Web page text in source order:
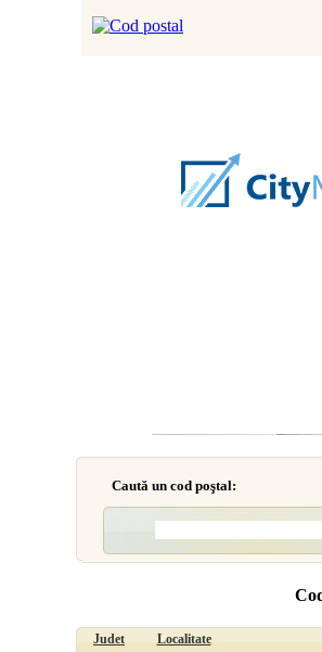
Caută un cod poştal:
Judet Localitate